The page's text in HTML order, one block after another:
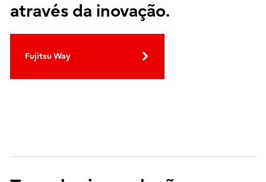
através da inovação.
Fujitsu Way